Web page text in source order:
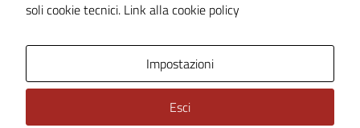
soli cookie tecnici. Link alla cookie policy
Impostazioni
Esci